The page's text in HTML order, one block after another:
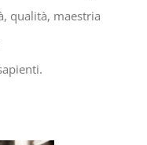
qualità, maestria